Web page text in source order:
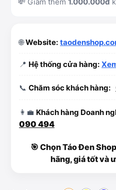
🌐Website:
📍 Hệ thống cửa hàng:
📞 Chăm sóc khách hàng:
👩‍💼 Khách hàng Doanh
090 494
🎯 Chọn Táo Đen
hãng, giá tốt và